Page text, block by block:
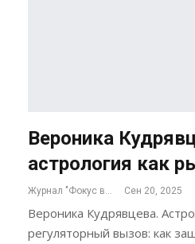
Вероника
астрология как
Журнал "Фокус внимания" Сен 20, 2025
Вероника Кудрявцева.
регуляторный вызов: как